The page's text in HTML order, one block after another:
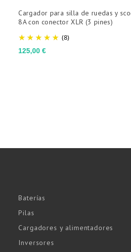
(8)
Precio
125,00 €
Cargador para silla de ruedas y
8A con conector XLR (3 pines)
Baterías
Pilas
Cargadores y alimentadores
Inversores